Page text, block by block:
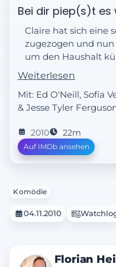
Bei dir piep(s)t es
Claire hat sich eine
zugezogen und
um den Haushalt
ein Problem, das
unauffindbaren
Weiterlesen
Mit: Ed O'Neill, Sofía
& Jesse Tyler
2010 22m
Auf IMDb ansehen
Komödie
04.11.2010
Florian